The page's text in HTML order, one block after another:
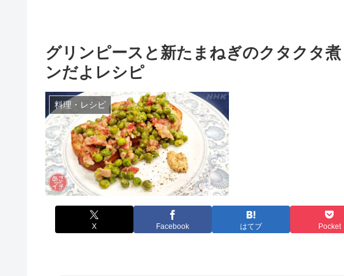
グリンピースと新たまねぎのクタク
ンだよレシピ
料理・レシピ
X Facebook はてブ Pocket